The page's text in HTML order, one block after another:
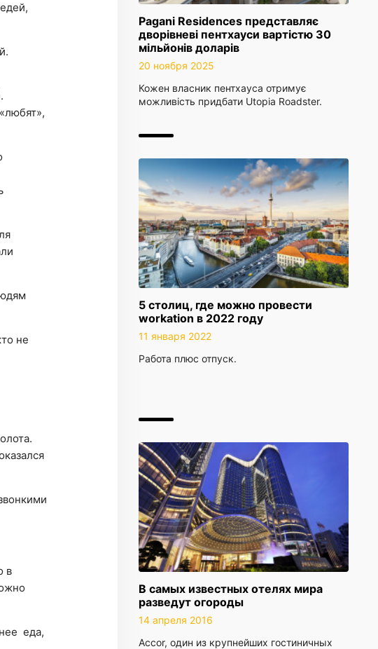
Pagani Residences представляє
дворівневі пентхауси вартістю 30
мільйонів доларів
20 ноября 2025
Кожен власник пентхауса отримує
можливість придбати Utopia Roadster.
5 столиц, где можно провести
workation в 2022 году
11 января 2022
Работа плюс отпуск.
В самых известных отелях мира
разведут огороды
14 апреля 2016
Accor, один из крупнейших гостиничных
не
в
еда,